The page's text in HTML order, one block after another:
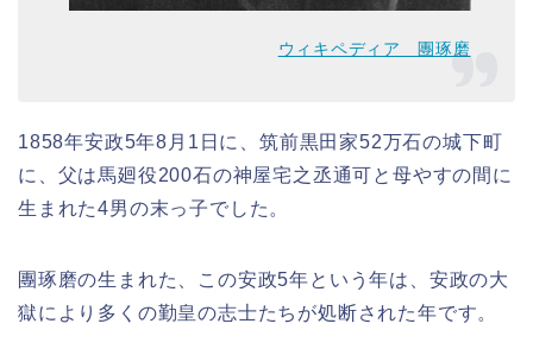
ウィキペディア 團琢磨
1858年安政5年8月1日に、筑前黒田家52万石の城下町
に、父は馬廻役200石の神屋宅之丞通可と母やすの間に
生まれた4男の末っ子でした。
團琢磨の生まれた、この安政5年という年は、安政の大
獄により多くの勤皇の志士たちが処断された年です。